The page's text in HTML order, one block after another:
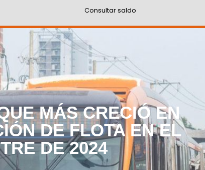
Consultar saldo
MÁS CRECIÓ EN
DE FLOTA EN EL
DE 2024